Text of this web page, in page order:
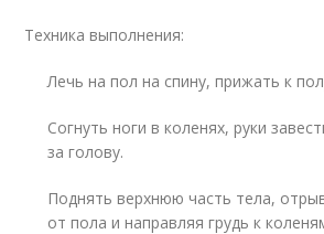
Техника выполнения:
Лечь на пол на спину, прижать к
Согнуть ноги в коленях, руки
за голову.
Поднять верхнюю часть тела,
от пола и направляя грудь к